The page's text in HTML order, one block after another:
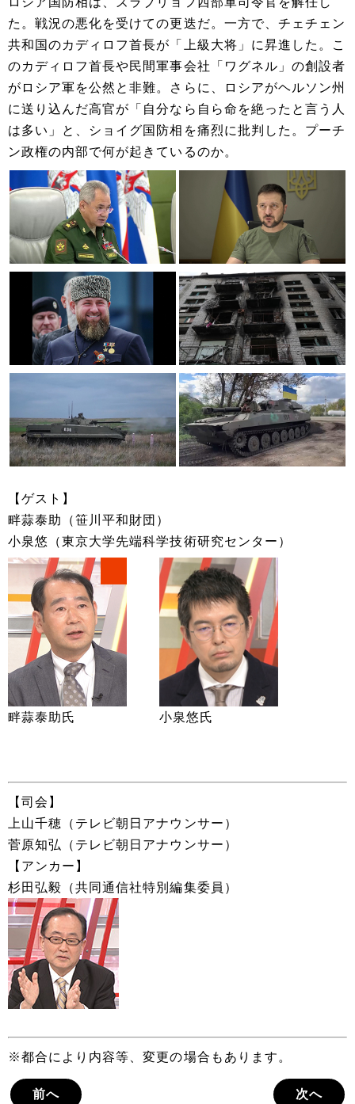
た。戦況の悪化を受けての更迭だ。一方で、チェチェン
共和国のカディロフ首長が「上級大将」に昇進した。こ
のカディロフ首長や民間軍事会社「ワグネル」の創設者
がロシア軍を公然と非難。さらに、ロシアがヘルソン州
に送り込んだ高官が「自分なら自ら命を絶ったと言う人
は多い」と、ショイグ国防相を痛烈に批判した。プーチ
ン政権の内部で何が起きているのか。
【ゲスト】
畔蒜泰助（笹川平和財団）
小泉悠（東京大学先端科学技術研究センター）
畔蒜泰助氏 小泉悠氏
【司会】
上山千穂（テレビ朝日アナウンサー）
菅原知弘（テレビ朝日アナウンサー）
【アンカー】
杉田弘毅（共同通信社特別編集委員）
※都合により内容等、変更の場合もあります。
前へ 次へ